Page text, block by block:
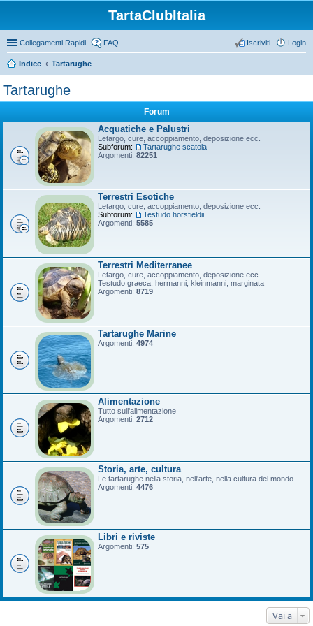
TartaClubItalia
Collegamenti Rapidi FAQ Login
Iscriviti
Indice Tartarughe
Tartarughe
Forum
Acquatiche e Palustri
Letargo, cure, accoppiamento, deposizione ecc.
Subforum:
Tartarughe scatola
Argomenti: 82251
Terrestri Esotiche
Letargo, cure, accoppiamento, deposizione ecc.
Subforum:
Testudo horsfieldii
Argomenti: 5585
Terrestri Mediterranee
Letargo, cure, accoppiamento, deposizione ecc.
Testudo graeca, hermanni, kleinmanni, marginata
Argomenti: 8719
Tartarughe Marine
Argomenti: 4974
Alimentazione
Tutto sull'alimentazione
Argomenti: 2712
Storia, arte, cultura
Le tartarughe nella storia, nell'arte, nella cultura del mondo.
Argomenti: 4476
Libri e riviste
Argomenti: 575
Vai a